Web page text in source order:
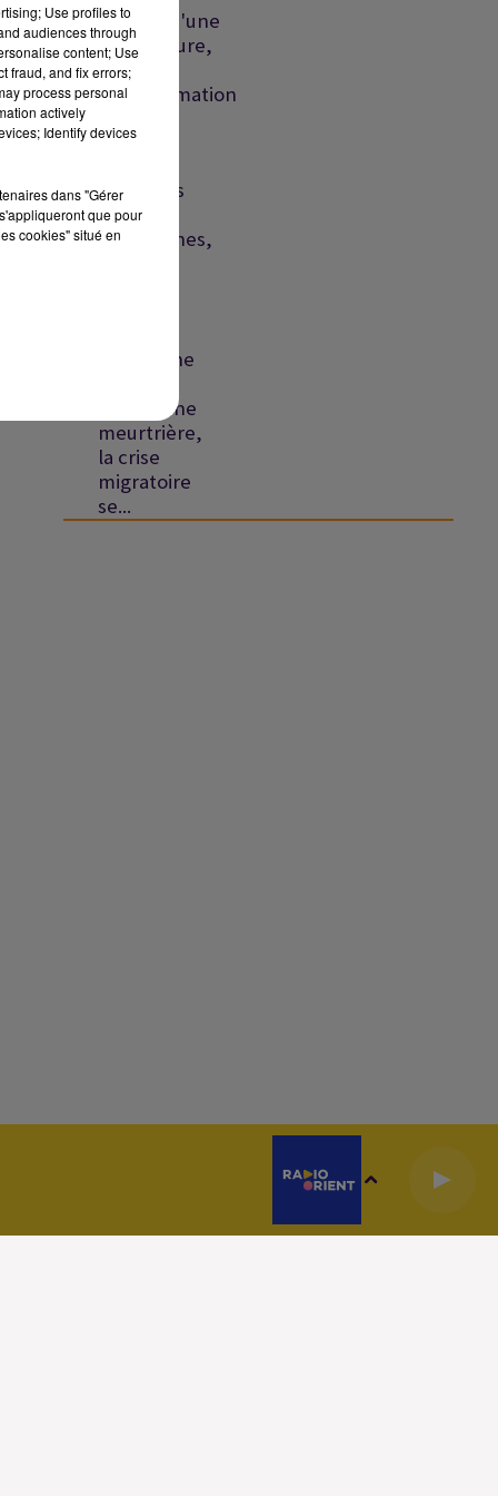
l'espoir d'une
réouverture,
Ceuta : la
désinformation
nouvelles
frappes
israéliennes,
Liban : une
israélienne
meurtrière,
la crise
migratoire
se...
Use profiles to
audiences through
content; Use
fraud, and fix errors;
process personal
actively
Identify devices
dans "Gérer
que pour
cookies" situé en